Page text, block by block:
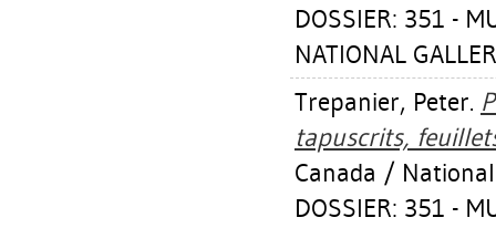
DOSSIER: 351 -
NATIONAL
Trepanier, Peter.
tapuscrits,
Canada /
DOSSIER: 351 -